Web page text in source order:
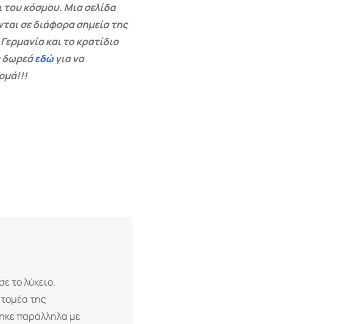
του κόσμου. Μια σελίδα
σε διάφορα σημεία της
και το κρατίδιο
δωρεάεδώγια να
το λύκειο.
της
παράλληλα με